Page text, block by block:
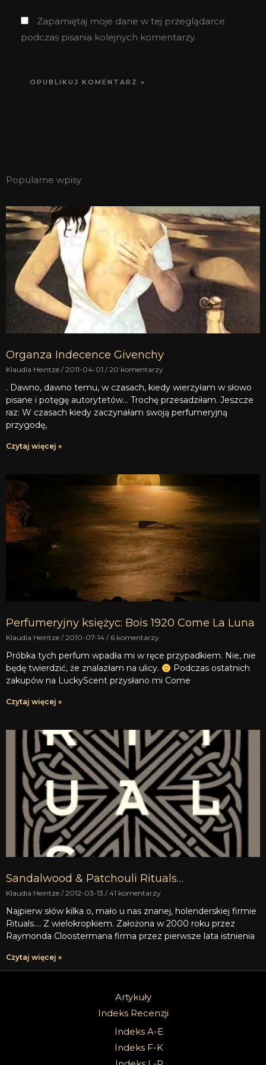
Zapamiętaj moje dane w tej przeglądarce
podczas pisania kolejnych komentarzy.
Popularne wpisy
Organza Indecence Givenchy
Klaudia Heintze 2011-04-01 20 komentarzy
. Dawno, dawno temu, w czasach, kiedy wierzyłam w słowo
pisane i potęgę autorytetów… Trochę przesadziłam. Jeszcze
raz: W czasach kiedy zaczynałam swoją perfumeryjną
przygodę,
Czytaj więcej »
Perfumeryjny księżyc: Bois 1920 Come La Luna
Klaudia Heintze 2010-07-14 6 komentarzy
Próbka tych perfum wpadła mi w ręce przypadkiem. Nie, nie
będę twierdzić, że znalazłam na ulicy.
Podczas ostatnich
zakupów na LuckyScent przysłano mi Come
Czytaj więcej »
Sandalwood & Patchouli Rituals…
Klaudia Heintze 2012-03-13 41 komentarzy
Najpierw słów kilka o, mało u nas znanej, holenderskiej firmie
Rituals…. Z wielokropkiem. Założona w 2000 roku przez
Raymonda Cloostermana firma przez pierwsze lata istnienia
Czytaj więcej »
Artykuły
Indeks Recenzji
Indeks A-E
Indeks F-K